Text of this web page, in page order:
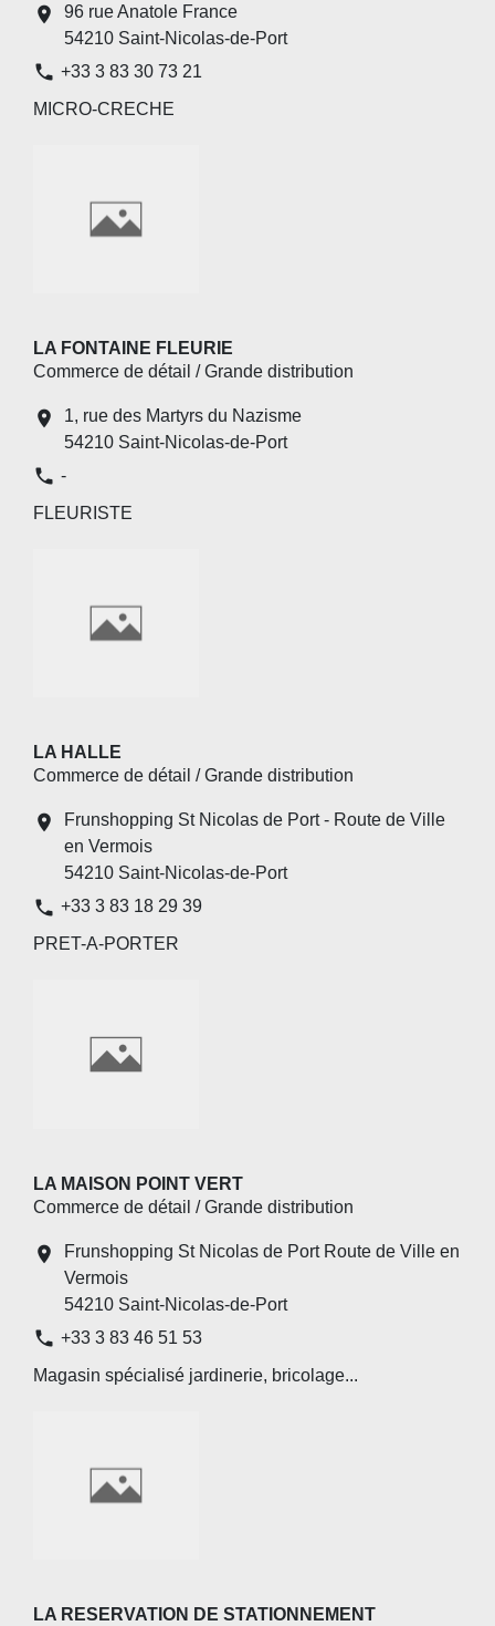
location_on
96 rue Anatole France
54210 Saint-Nicolas-de-Port
phone +33 3 83 30 73 21
MICRO-CRECHE
LA FONTAINE FLEURIE
Commerce de détail / Grande distribution
location_on
1, rue des Martyrs du Nazisme
54210 Saint-Nicolas-de-Port
phone -
FLEURISTE
LA HALLE
Commerce de détail / Grande distribution
location_on
Frunshopping St Nicolas de Port - Route de Ville
en Vermois
54210 Saint-Nicolas-de-Port
phone +33 3 83 18 29 39
PRET-A-PORTER
LA MAISON POINT VERT
Commerce de détail / Grande distribution
location_on
Frunshopping St Nicolas de Port Route de Ville en
Vermois
54210 Saint-Nicolas-de-Port
phone +33 3 83 46 51 53
Magasin spécialisé jardinerie, bricolage...
LA RESERVATION DE STATIONNEMENT